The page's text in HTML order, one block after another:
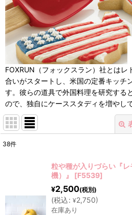
FOXRUN（フォックスラン）社とはレ
合いがスタートし、米国の定番キッチ
す。彼らの道具で外国料理を研究する
ので、独自にケーススタディを増やし
38件
粒や種が入りづらい『
機）』
[F5539]
¥2,500(税別)
(税込: ¥2,750)
在庫あり